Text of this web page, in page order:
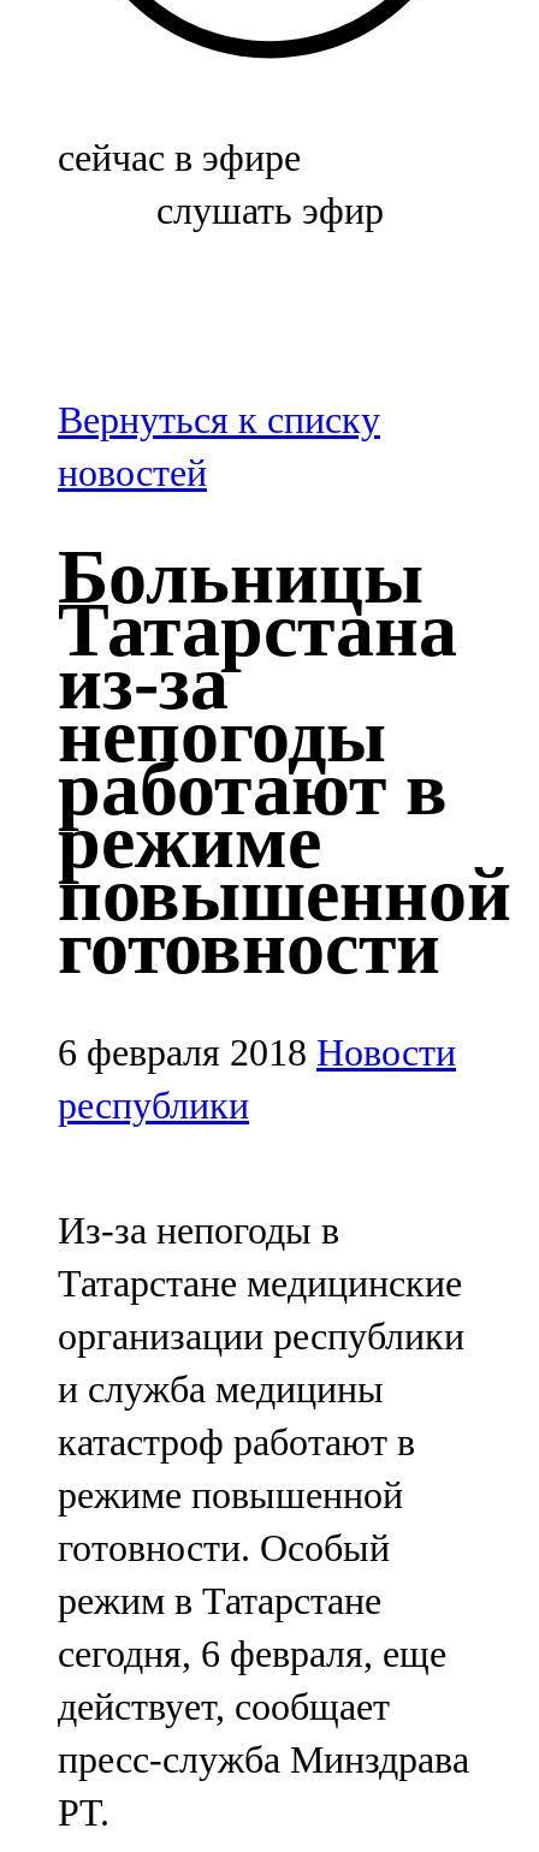
Биләр
Болгар
100,3 FM
Зәй
106,6 FM
Кадыбаш
105,2 FM
Казан
91,5 FM
Кайбыч
106,1 FM
Кама тамагы
71,51 FM
Кукмара
107,9 FM
Лениногорский
102,1 FM
106,2 FM
Минзәлә
107,3 FM
Мөслим
100,0 FM
Нурлат
104,7 FM
Олы Әтнә
71,42 FM
Сарман
107,8 FM
Теләче
сейчас в эфире
слушать эфир
Вернуться к списку
новостей
Больницы
Татарстана
из-за
непогоды
работают в
режиме
повышенной
готовности
6 февраля 2018 Новости
республики
Из-за непогоды в
Татарстане медицинские
организации республики
и служба медицины
катастроф работают в
режиме повышенной
готовности. Особый
режим в Татарстане
сегодня, 6 февраля, еще
действует, сообщает
пресс-служба Минздрава
РТ.